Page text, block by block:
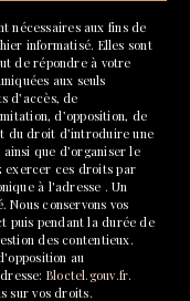
nécessaires aux fins de
informatisé. Elles sont
de répondre à votre
aux seuls
d’accès, de
d’opposition, de
du droit d’introduire une
que d’organiser le
exercer ces droits par
à l'adresse . Un
conservons vos
puis pendant la durée de
des contentieux.
au
Bloctel.gouv.fr.
sur vos droits.